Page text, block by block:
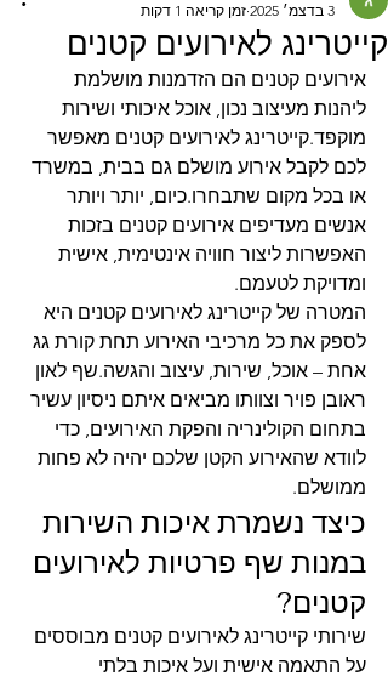
קייטרינג לאירועים קטנים
3 בדצמ׳ 2025
זמן קריאה 1 דקות
אירועים קטנים הם הזדמנות מושלמת
ליהנות מעיצוב נכון, אוכל איכותי ושירות
מוקפד.קייטרינג לאירועים קטנים מאפשר
לכם לקבל אירוע מושלם גם בבית, במשרד
או בכל מקום שתבחרו.כיום, יותר ויותר
אנשים מעדיפים אירועים קטנים בזכות
האפשרות ליצור חוויה אינטימית, אישית
ומדויקת לטעמם.
המטרה של קייטרינג לאירועים קטנים היא
לספק את כל מרכיבי האירוע תחת קורת גג
אחת – אוכל, שירות, עיצוב והגשה.שף לאון
ראובן פויר וצוותו מביאים איתם ניסיון עשיר
בתחום הקולינריה והפקת האירועים, כדי
לוודא שהאירוע הקטן שלכם יהיה לא פחות
ממושלם.
כיצד נשמרת איכות השירות
במנות שף פרטיות לאירועים
קטנים?
שירותי קייטרינג לאירועים קטנים מבוססים
על התאמה אישית ועל איכות בלתי